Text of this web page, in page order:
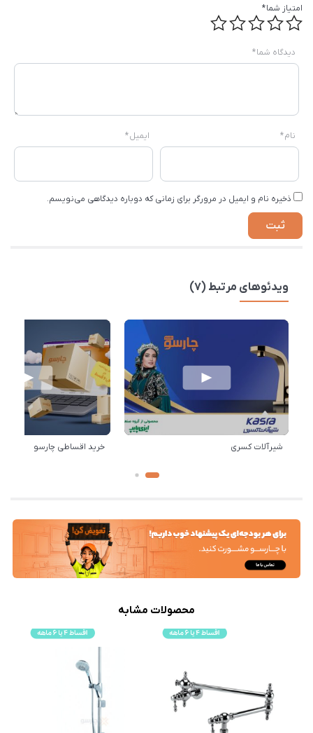
امتیاز شما*
دیدگاه شما*
نام* ایمیل*
ذخیره نام و ایمیل در مرورگر برای زمانی که دوباره دیدگاهی می‌نویسم.
ویدئوهای مرتبط (7)
شیرآلات کسری خرید اقساطی چارسو
محصولات مشابه